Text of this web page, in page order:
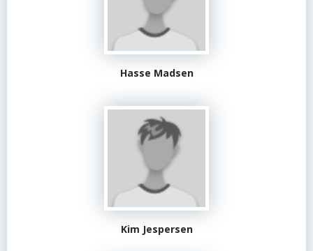
Hasse Madsen
Kim Jespersen